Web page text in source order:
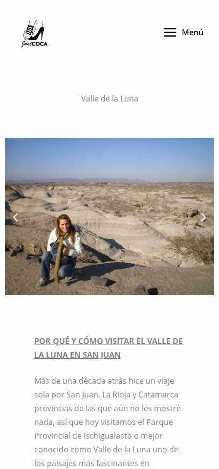
content
Menú
Valle de la Luna
POR QUÉ Y CÓMO VISITAR EL VALLE DE
LA LUNA EN SAN JUAN
Más de una década atrás hice un viaje
sola por San Juan, La Rioja y Catamarca
provincias de las que aún no les mostré
nada, así que hoy visitamos el Parque
Provincial de Ischigualasto o mejor
conocido como Valle de la Luna uno de
los paisajes más fascinantes en